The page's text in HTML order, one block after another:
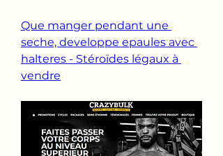
Que manger pendant une
seche, developpe epaules avec
halteres - Stéroïdes légaux à
vendre